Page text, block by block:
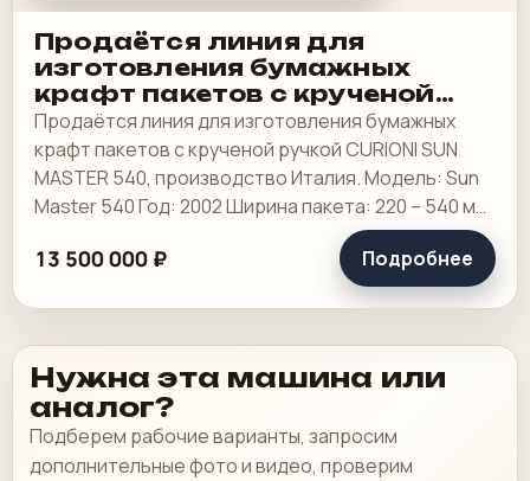
Продаётся линия для
изготовления бумажных
крафт пакетов с крученой
ручкой CURIONI SUN MASTER
540, производство Италия.
Модель: Sun Master 540 Год:
2002
Продаётся линия для изготовления бумажных
крафт пакетов с крученой ручкой CURIONI SUN
MASTER 540, производство Италия. Модель: Sun
Master 540 Год: 2002 Ширина пакета: 220 – 540 мм
Минимальная ширина пакета с ручкой: 240.
13 500 000 ₽ Подробнее
Нужна эта машина или
аналог?
Подберем рабочие варианты, запросим
дополнительные фото и видео, проверим